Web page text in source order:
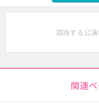
該当する公演
関連